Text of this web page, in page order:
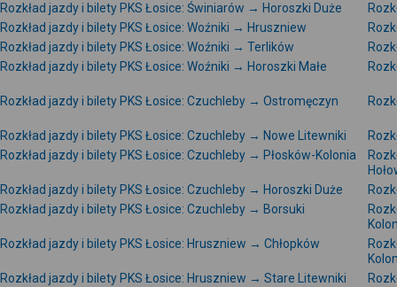
Rozkład jazdy i bilety PKS Łosice: Świniarów → Horoszki Duże
Rozkład jazdy i bilety PKS Łosice: Woźniki → Hruszniew
Rozkład jazdy i bilety PKS Łosice: Woźniki → Terlików
Rozkład jazdy i bilety PKS Łosice: Woźniki → Horoszki Małe
Rozkład jazdy i bilety PKS Łosice: Czuchleby → Ostromęczyn
Rozkład jazdy i bilety PKS Łosice: Czuchleby → Nowe Litewniki
Rozkład jazdy i bilety PKS Łosice: Czuchleby → Płosków-Kolonia
Rozkład jazdy i bilety PKS Łosice: Czuchleby → Horoszki Duże
Rozkład jazdy i bilety PKS Łosice: Czuchleby → Borsuki
Rozkład jazdy i bilety PKS Łosice: Hruszniew → Chłopków
Rozkład jazdy i bilety PKS Łosice: Hruszniew → Stare Litewniki